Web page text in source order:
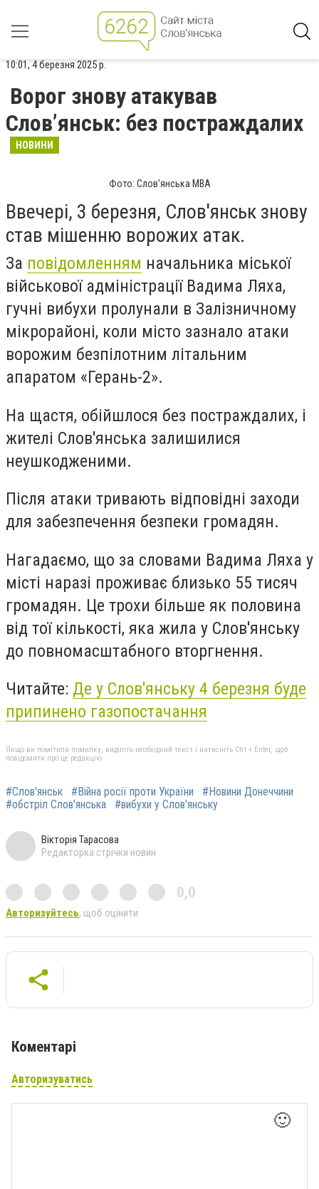
10:01, 4 березня 2025 р.
Ворог знову атакував
Слов’янськ: без постраждалих
НОВИНИ
Фото: Слов'янська МВА
Ввечері, 3 березня, Слов'янськ знову
став мішенню ворожих атак.
За повідомленням начальника міської
військової адміністрації Вадима Ляха,
гучні вибухи пролунали в Залізничному
мікрорайоні, коли місто зазнало атаки
ворожим безпілотним літальним
апаратом «Герань-2».
На щастя, обійшлося без постраждалих, і
жителі Слов'янська залишилися
неушкодженими.
Після атаки тривають відповідні заходи
для забезпечення безпеки громадян.
Нагадаємо, що за словами Вадима Ляха у
місті наразі проживає близько 55 тисяч
громадян. Це трохи більше як половина
від тої кількості, яка жила у Слов'янську
до повномасштабного вторгнення.
Читайте: Де у Слов'янську 4 березня буде
припинено газопостачання
Якщо ви помітили помилку, виділіть необхідний текст і натисніть Ctrl + Enter, щоб
повідомити про це редакцію
#Слов'янськ #Війна росії проти України
#Новини Донеччини
#обстріл Слов'янська
#вибухи у Слов'янську
Вікторія Тарасова
Редакторка стрічки новин
0,0
Авторизуйтесь, щоб оцінити
Коментарі
Авторизуватись
🙂